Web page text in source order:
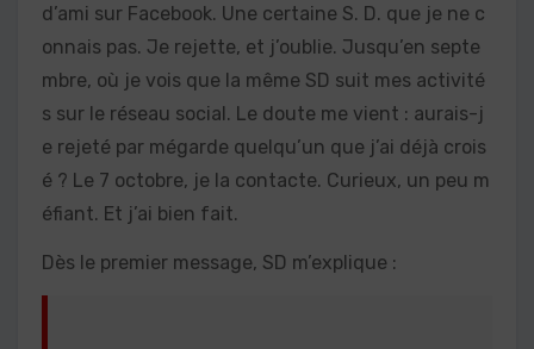
d’ami sur Facebook. Une certaine S. D. que je ne c
onnais pas. Je rejette, et j’oublie. Jusqu’en septe
mbre, où je vois que la même SD suit mes activité
s sur le réseau social. Le doute me vient : aurais-j
e rejeté par mégarde quelqu’un que j’ai déjà crois
é ? Le 7 octobre, je la contacte. Curieux, un peu m
éfiant. Et j’ai bien fait.
Dès le premier message, SD m’explique :